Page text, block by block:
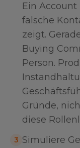
Ein
falsche
zeigt.
Buying
Person.
Gründe,
diese
3 Simuliere